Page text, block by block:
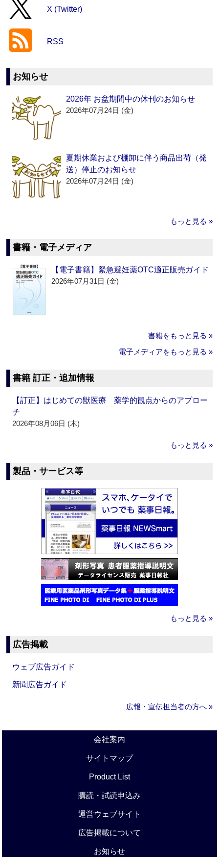
X (Twitter)
RSS
お知らせ
2026年 お盆期間中の休刊のお知らせ
2026年07月24日 (金)
夏期休業および棚卸に伴う商品出荷（発
送）停止のお知らせ
2026年07月24日 (金)
もっと見る »
書籍・電子メディア
【電子書籍】緊急避妊薬OTC適正販売ガイド
2026年07月31日 (金)
書籍をもっと見る »
電子メディアをもっと見る »
書籍 訂正・追加情報
【訂正】はじめての獣医療 薬学的観点からのアプロー
チ
2026年08月06日 (木)
もっと見る »
製品・サービス等
もっと見る »
広告掲載
ウェブ広告ガイド
新聞広告ガイド
広報・宣伝担当者の方へ »
会社案内
サイトマップ
Product List
購読・試読申込み
運営ウェブサイト
広告掲載について
お知らせ